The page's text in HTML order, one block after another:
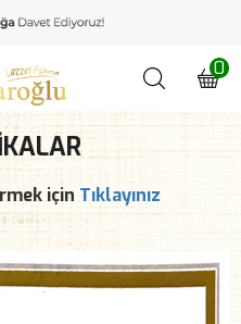
0
için Tıklayınız